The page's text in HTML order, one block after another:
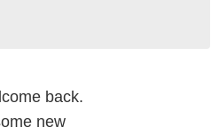
back.
new